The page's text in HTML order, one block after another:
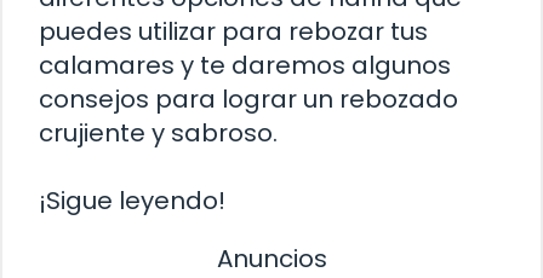
puedes utilizar para rebozar tus
calamares y te daremos algunos
consejos para lograr un rebozado
crujiente y sabroso.
¡Sigue leyendo!
Anuncios